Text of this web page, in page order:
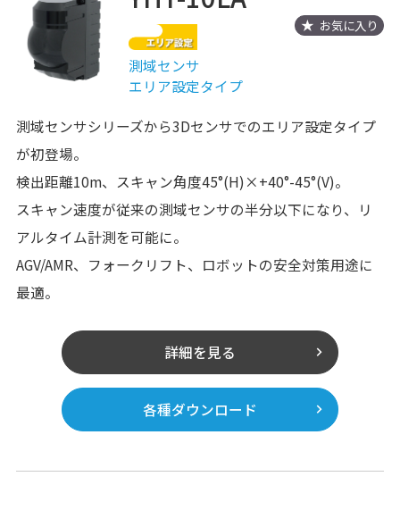
お気に入り
測域センサ
エリア設定タイプ
測域センサシリーズから3Dセンサでのエリア設定タイプ
が初登場。
検出距離10m、スキャン角度45°(H)×+40°-45°(V)。
スキャン速度が従来の測域センサの半分以下になり、リ
アルタイム計測を可能に。
AGV/AMR、フォークリフト、ロボットの安全対策用途に
最適。
詳細を見る
各種ダウンロード